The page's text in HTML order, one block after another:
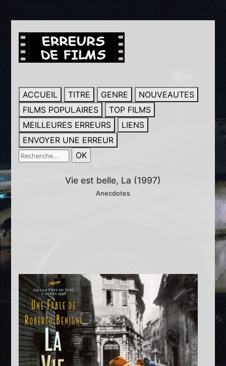
ACCUEIL TITRE GENRE
NOUVEAUTES
FILMS POPULAIRES
TOP FILMS
MEILLEURES ERREURS
LIENS
ENVOYER UNE ERREUR
Vie est belle, La (1997)
Anecdotes